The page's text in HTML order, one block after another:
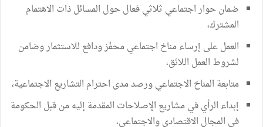
ضمان حوار اجتماعي ثلاثي فعال حول المسائل ذات الاهتمام
المشترك،
العمل على إرساء مناخ اجتماعي محفّز ودافع للاستثمار وضامن
لشروط العمل اللائق،
متابعة المناخ الاجتماعي ورصد مدى احترام التشاريع الاجتماعية،
إبداء الرأي في مشاريع الإصلاحات المقدمة إليه من قبل الحكومة
في المجال الاقتصادي والاجتماعي،